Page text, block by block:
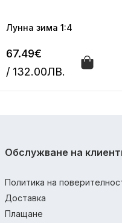
Лунна зима 1:4
67.49€
/ 132.00ЛВ.
Обслужване на
Политика на
Доставка
Плащане